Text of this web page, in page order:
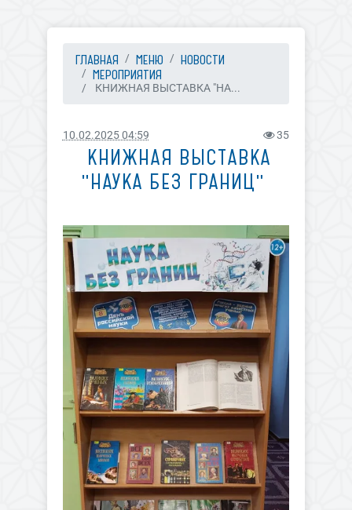
ГЛАВНАЯ МЕНЮ
НОВОСТИ
МЕРОПРИЯТИЯ
​ КНИЖНАЯ ВЫСТАВКА "НА...
10.02.2025 04:59 35
​ КНИЖНАЯ ВЫСТАВКА
"НАУКА БЕЗ ГРАНИЦ" ​